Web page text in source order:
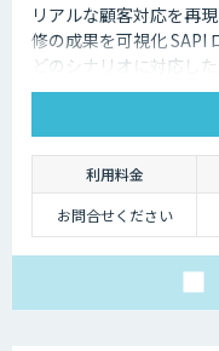
リアルな顧客対応を再
修の成果を可視化 SAPI
どのシナリオに対応し
です。 AIアバターとの
により、新人・中途ス
を支援します。
利用料金
お問合せください